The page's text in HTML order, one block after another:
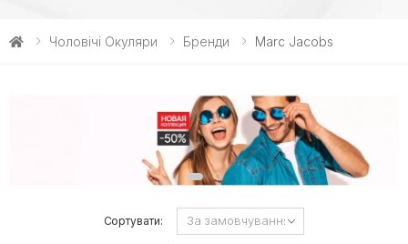
Чоловічі Окуляри Бренди Marc Jacobs
Сортувати: